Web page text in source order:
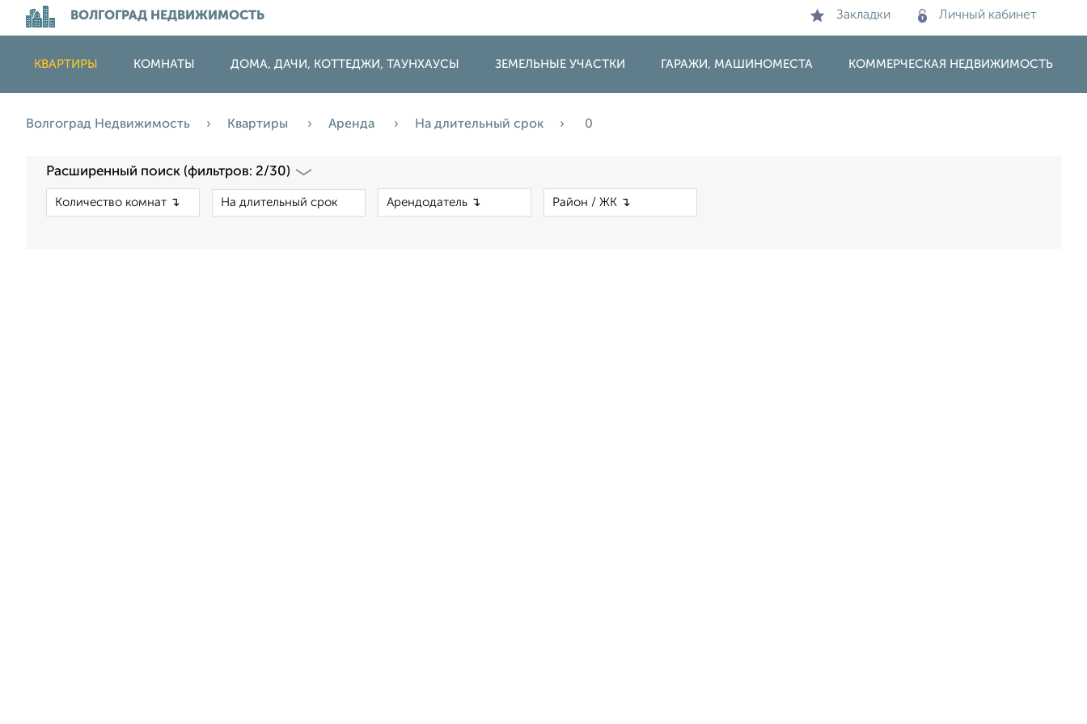
ВОЛГОГРАД НЕДВИЖИМОСТЬ Закладки Личный кабинет
КВАРТИРЫ КОМНАТЫ ДОМА, ДАЧИ, КОТТЕДЖИ, ТАУНХАУСЫ ЗЕМЕЛЬНЫЕ УЧАСТКИ ГАРАЖИ, МАШИНОМЕСТА КОММЕРЧЕСКАЯ НЕДВИЖИМОСТЬ
Волгоград Недвижимость Квартиры Аренда На длительный срок 0
Расширенный поиск (фильтров: 2/30)